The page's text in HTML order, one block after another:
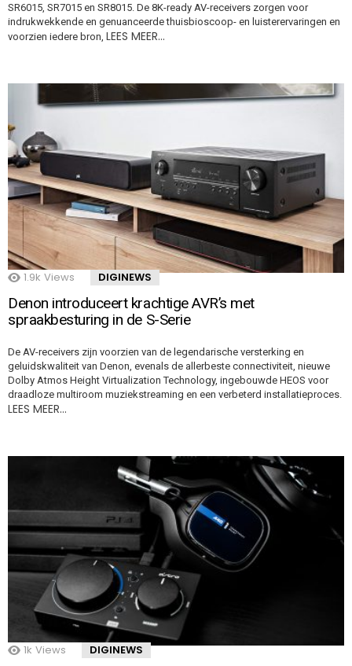
SR6015, SR7015 en SR8015. De 8K-ready AV-receivers zorgen voor
indrukwekkende en genuanceerde thuisbioscoop- en luisterervaringen en
voorzien iedere bron, LEES MEER…
1.9k Views DIGINEWS
Denon introduceert krachtige AVR’s met
spraakbesturing in de S-Serie
De AV-receivers zijn voorzien van de legendarische versterking en
geluidskwaliteit van Denon, evenals de allerbeste connectiviteit, nieuwe
Dolby Atmos Height Virtualization Technology, ingebouwde HEOS voor
draadloze multiroom muziekstreaming en een verbeterd installatieproces.
LEES MEER…
1k Views DIGINEWS